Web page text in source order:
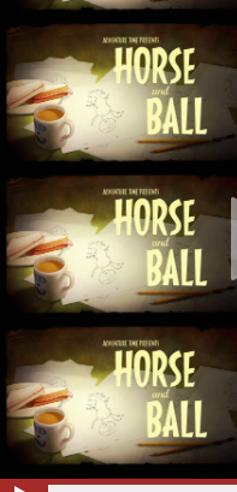
Время Приключений с Финном и Джейком Смотреть